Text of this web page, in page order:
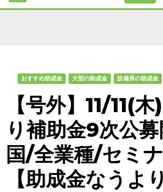
おすすめ助成金 大型の助成金 設備系の助成金
【号外】11/11(
り補助金9次公
国/全業種/セミ
【助成金なうより